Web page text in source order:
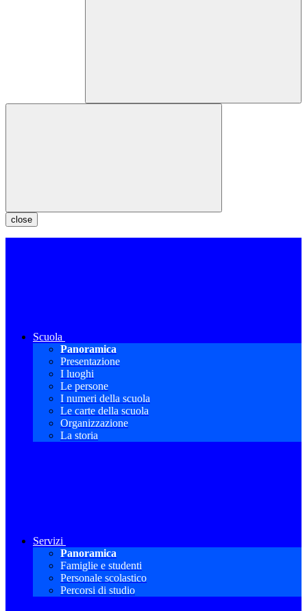
close
Scuola
Panoramica
Presentazione
I luoghi
Le persone
I numeri della scuola
Le carte della scuola
Organizzazione
La storia
Servizi
Panoramica
Famiglie e studenti
Personale scolastico
Percorsi di studio